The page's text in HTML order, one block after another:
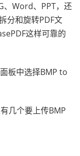
、Word、PPT，还
分和旋转PDF文
这样可靠的
板中选择BMP to
几个要上传BMP